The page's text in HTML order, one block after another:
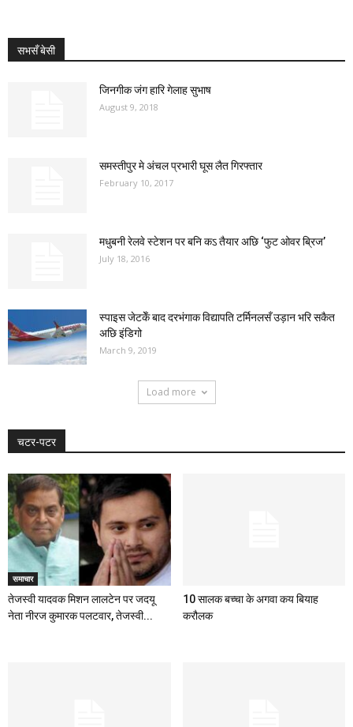
सभसँ बेसी
जिनगीक जंग हारि गेलाह सुभाष
August 9, 2018
समस्तीपुर मे अंचल प्रभारी घूस लैत गिरफ्तार
February 10, 2017
मधुबनी रेलवे स्टेशन पर बनि कऽ तैयार अछि ‘फुट ओवर ब्रिज’
July 18, 2016
स्पाइस जेटकेँ बाद दरभंगाक विद्यापति टर्मिनलसँ उड़ान भरि सकैत
अछि इंडिगो
March 9, 2019
Load more
चटर-पटर
समाचार
तेजस्वी यादवक मिशन लालटेन पर जदयू
नेता नीरज कुमारक पलटवार, तेजस्वी...
10 सालक बच्चा के अगवा कय बियाह
करौलक